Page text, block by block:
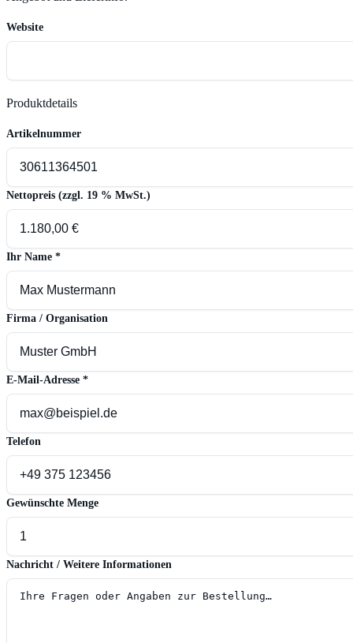
Website
Produktdetails
Artikelnummer
Nettopreis (zzgl. 19 % MwSt.)
Ihr Name *
Firma / Organisation
E-Mail-Adresse *
Telefon
Gewünschte Menge
Nachricht / Weitere Informationen